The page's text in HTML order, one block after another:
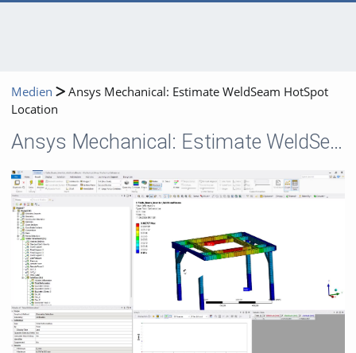
Medien
Ansys Mechanical: Estimate WeldSeam HotSpot
Location
Ansys Mechanical: Estimate WeldSeam HotSpot Location